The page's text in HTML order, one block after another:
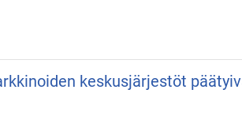
keskusjärjestöt